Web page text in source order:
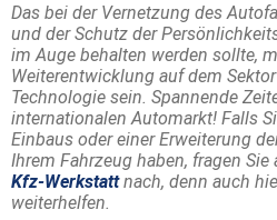
Das bei der Vernetzung des
und der Schutz der
im Auge behalten werden sollte,
Weiterentwicklung auf dem
Technologie sein. Spannende
internationalen Automarkt! Falls
Einbaus oder einer Erweiterung
Ihrem Fahrzeug haben, fragen
Kfz-Werkstattnach, denn auch
weiterhelfen.